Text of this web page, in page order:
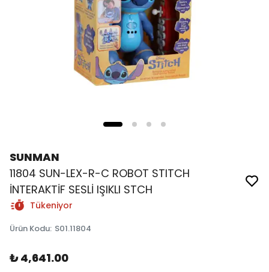
SUNMAN
11804 SUN-LEX-R-C ROBOT STITCH
İNTERAKTİF SESLİ IŞIKLI STCH
Tükeniyor
Ürün Kodu: S01.11804
₺ 4,641.00